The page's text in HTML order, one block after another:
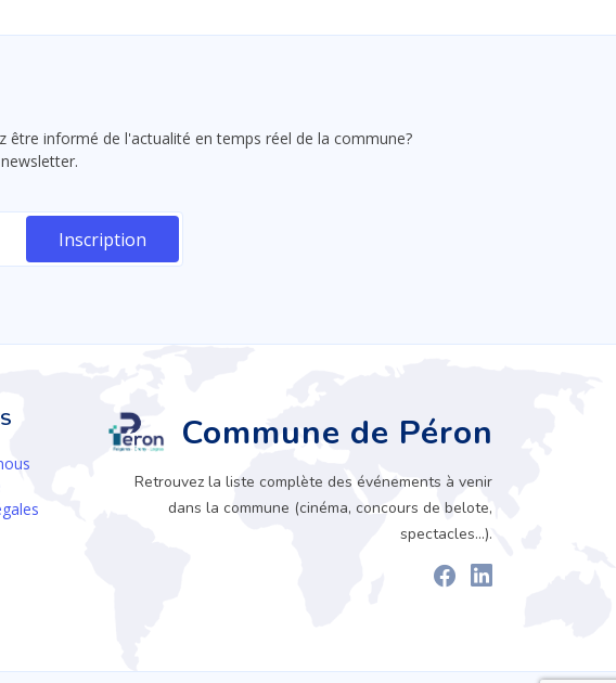
être informé de l'actualité en temps réel de la commune?
Commune de Péron
Retrouvez la liste complète des événements à venir
dans la commune (cinéma, concours de belote,
spectacles...).